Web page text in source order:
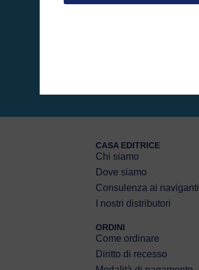
CASA EDITRICE
Chi siamo
Dove siamo
Consulenza ai naviganti
I nostri distributori
ORDINI
Come ordinare
Diritto di recesso